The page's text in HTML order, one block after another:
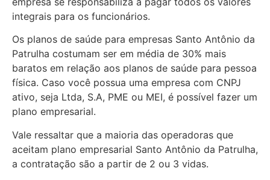
integrais para os funcionários.
Os planos de saúde para empresas Santo Antônio da
Patrulha costumam ser em média de 30% mais
baratos em relação aos planos de saúde para pessoa
física. Caso você possua uma empresa com CNPJ
ativo, seja Ltda, S.A, PME ou MEI, é possível fazer um
plano empresarial.
Vale ressaltar que a maioria das operadoras que
aceitam plano empresarial Santo Antônio da Patrulha,
a contratação são a partir de 2 ou 3 vidas.